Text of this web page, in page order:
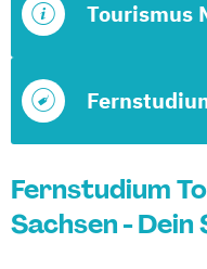
Tourismus
Fernstudium
Sachsen -